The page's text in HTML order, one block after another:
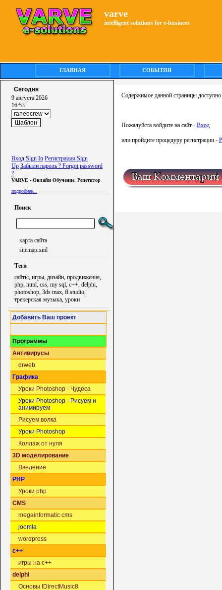
varve
intelligent solutions for e-business
ГЛАВНАЯ СОБЫТИЯ
Сегодня
9 августа 2026
16:53
Вход Sign In Регистрация Sign
Up Забыли пароль ? Forgot password
?
VARVE - Онлайн Обучение, Репетитор
подробнее...
Поиск
карта сайта
sitemap.xml
Теги
сайты, игры, дизайн, продвижение,
php, html, css, my sql, c++, delphi,
photoshop, 3ds max, fl studio,
трекерская музыка, уроки
Добавить Ваш проект
Программы
Антивирусы
drweb
Графика
Уроки Photoshop - Чудеса
Уроки Photoshop - Рисуем и
анимируем
Рисуем волка
Уроки Photoshop
Коллаж от нуля
3D моделирование
Введение
PHP
Уроки php
CMS
megainformatic cms
joomla
wordpress
c++
игры на c++
delphi
Основы IDirectMusic8
Содержимое данной страницы
Пожалуйста войдите на сайт - Вход
или пройдите процедуру регистрации -